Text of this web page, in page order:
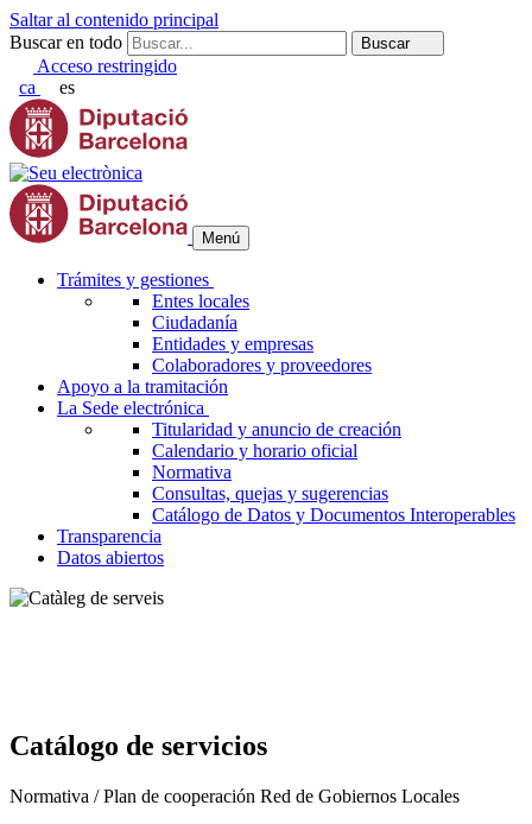
Saltar al contenido principal
Buscar en todo
Buscar
Acceso restringido
ca
es
Menú
Trámites y gestiones
Entes locales
Ciudadanía
Entidades y empresas
Colaboradores y proveedores
Apoyo a la tramitación
La Sede electrónica
Titularidad y anuncio de creación
Calendario y horario oficial
Normativa
Consultas, quejas y sugerencias
Catálogo de Datos y Documentos Interoperables
Transparencia
Datos abiertos
Catálogo de servicios
Normativa / Plan de cooperación Red de Gobiernos Locales